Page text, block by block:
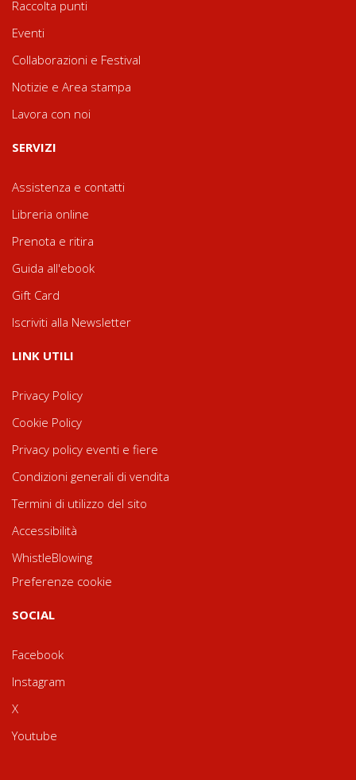
Raccolta punti
Eventi
Collaborazioni e Festival
Notizie e Area stampa
Lavora con noi
SERVIZI
Assistenza e contatti
Libreria online
Prenota e ritira
Guida all'ebook
Gift Card
Iscriviti alla Newsletter
LINK UTILI
Privacy Policy
Cookie Policy
Privacy policy eventi e fiere
Condizioni generali di vendita
Termini di utilizzo del sito
Accessibilità
WhistleBlowing
Preferenze cookie
SOCIAL
Facebook
Instagram
X
Youtube